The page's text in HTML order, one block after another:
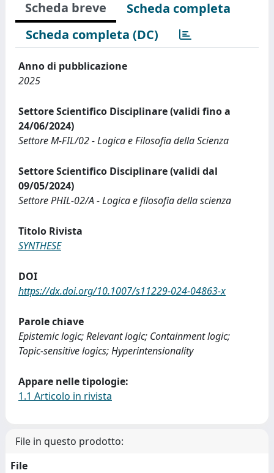
Scheda breve
Scheda completa
Scheda completa (DC)
Anno di pubblicazione
2025
Settore Scientifico Disciplinare (validi fino a
24/06/2024)
Settore M-FIL/02 - Logica e Filosofia della Scienza
Settore Scientifico Disciplinare (validi dal
09/05/2024)
Settore PHIL-02/A - Logica e filosofia della scienza
Titolo Rivista
SYNTHESE
DOI
https://dx.doi.org/10.1007/s11229-024-04863-x
Parole chiave
Epistemic logic; Relevant logic; Containment logic;
Topic-sensitive logics; Hyperintensionality
Appare nelle tipologie:
1.1 Articolo in rivista
File in questo prodotto:
File